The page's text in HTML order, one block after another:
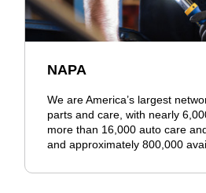
NAPA
We are America’s largest
parts and care, with nearly
more than 16,000 auto care
and approximately 800,000